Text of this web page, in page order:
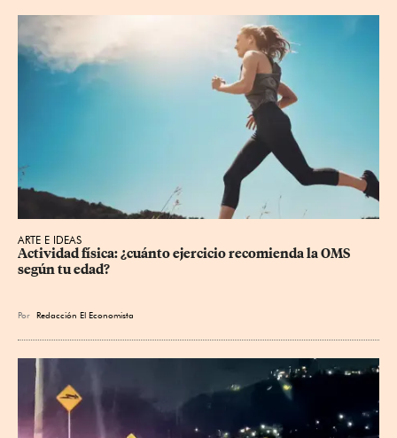
ARTE E IDEAS
Actividad física: ¿cuánto ejercicio recomienda la OMS
según tu edad?
Por Redacción El Economista